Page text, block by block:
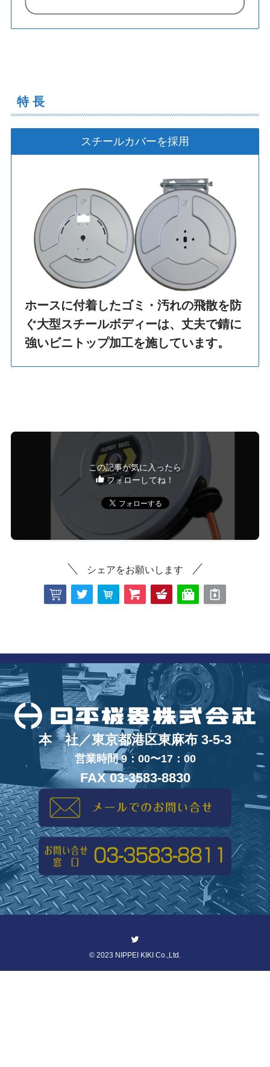
特 長
スチールカバーを採用
ホースに付着したゴミ・汚れの飛散を防
ぐ大型スチールボディーは、丈夫で錆に
強いビニトップ加工を施しています。
この記事が気に入ったら
フォローしてね！
シェアをお願いします
本 社／東京都港区東麻布 3-5-3
営業時間 9：00〜17：00
FAX 03-3583-8830
© 2023 NIPPEI KIKI Co.,Ltd.